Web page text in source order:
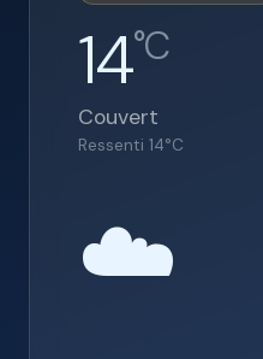
14°C
Couvert
Ressenti 14°C
☁️